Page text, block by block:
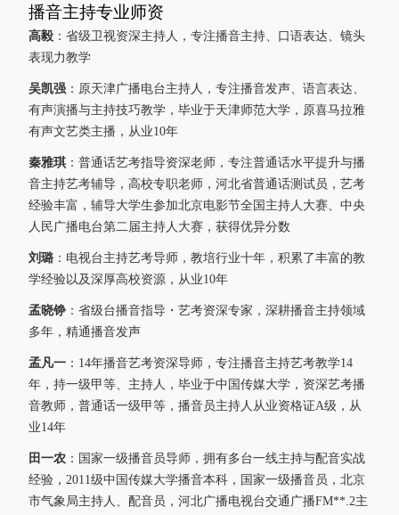
播音主持专业师资
高毅 ：省级卫视资深主持人，专注播音主持、口语表达、镜头
表现力教学
吴凯强 ：原天津广播电台主持人，专注播音发声、语言表达、
有声演播与主持技巧教学，毕业于天津师范大学，原喜马拉雅
有声文艺类主播，从业10年
秦雅琪 ：普通话艺考指导资深老师，专注普通话水平提升与播
音主持艺考辅导，高校专职老师，河北省普通话测试员，艺考
经验丰富，辅导大学生参加北京电影节全国主持人大赛、中央
人民广播电台第二届主持人大赛，获得优异分数
刘璐 ：电视台主持艺考导师，教培行业十年，积累了丰富的教
学经验以及深厚高校资源，从业10年
孟晓铮 ：省级台播音指导・艺考资深专家，深耕播音主持领域
多年，精通播音发声
孟凡一 ：14年播音艺考资深导师，专注播音主持艺考教学14
年，持一级甲等、主持人，毕业于中国传媒大学，资深艺考播
音教师，普通话一级甲等，播音员主持人从业资格证A级，从
业14年
田一农 ：国家一级播音员导师，拥有多台一线主持与配音实战
经验，2011级中国传媒大学播音本科，国家一级播音员，北京
市气象局主持人、配音员，河北广播电视台交通广播FM**.2主